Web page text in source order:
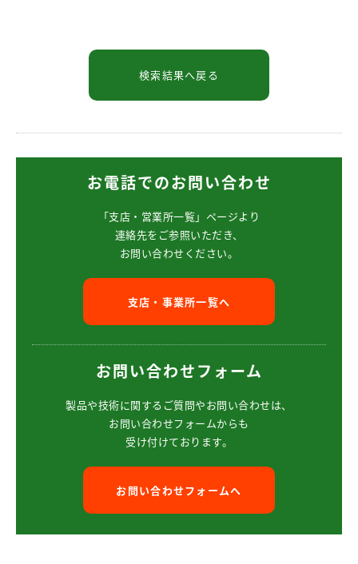
お電話でのお問い合わせ
「支店・営業所一覧」ページより
連絡先をご参照いただき、
お問い合わせください。
支店・事業所一覧へ
お問い合わせフォーム
製品や技術に関するご質問やお問い合わせは、
お問い合わせフォームからも
受け付けております。
お問い合わせフォームへ